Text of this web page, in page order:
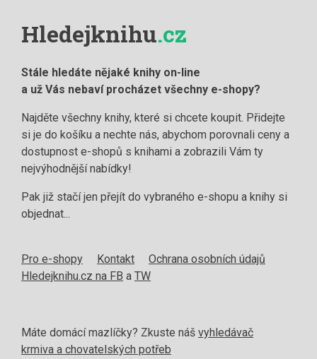
Hledejknihu.cz
Stále hledáte nějaké knihy on-line
a už Vás nebaví procházet všechny e-shopy?
Najděte všechny knihy, které si chcete koupit. Přidejte
si je do košíku a nechte nás, abychom porovnali ceny a
dostupnost e-shopů s knihami a zobrazili Vám ty
nejvýhodnější nabídky!
Pak již stačí jen přejít do vybraného e-shopu a knihy si
objednat...
Pro e-shopy Kontakt
Ochrana osobních údajů
Hledejknihu.cz na FB a TW
Máte domácí mazlíčky? Zkuste náš vyhledávač
krmiva a chovatelských potřeb